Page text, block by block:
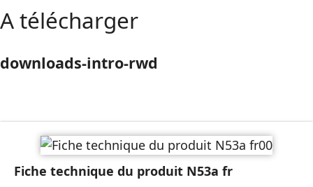
A télécharger
downloads-intro-rwd
Fiche technique du produit N53a fr